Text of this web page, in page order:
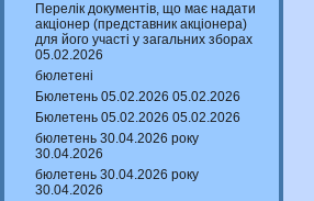
Перелік документів, що має надати
акціонер (представник акціонера)
для його участі у загальних зборах
05.02.2026
бюлетені
Бюлетень 05.02.2026 05.02.2026
Бюлетень 05.02.2026 05.02.2026
бюлетень 30.04.2026 року
30.04.2026
бюлетень 30.04.2026 року
30.04.2026